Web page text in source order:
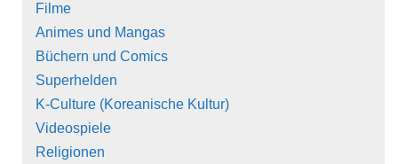
Filme
Animes und Mangas
Büchern und Comics
Superhelden
K-Culture (Koreanische Kultur)
Videospiele
Religionen